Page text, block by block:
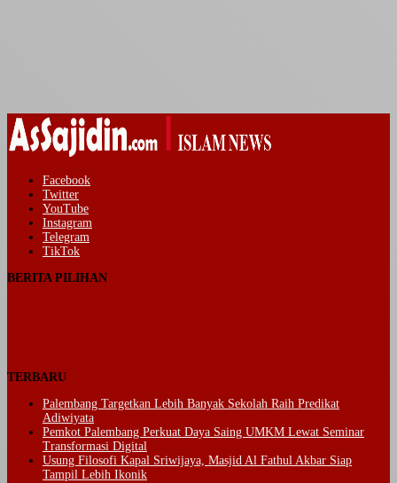
Facebook
Twitter
YouTube
Instagram
Telegram
TikTok
BERITA PILIHAN
TERBARU
Palembang Targetkan Lebih Banyak Sekolah Raih Predikat
Adiwiyata
Pemkot Palembang Perkuat Daya Saing UMKM Lewat Seminar
Transformasi Digital
Usung Filosofi Kapal Sriwijaya, Masjid Al Fathul Akbar Siap
Tampil Lebih Ikonik